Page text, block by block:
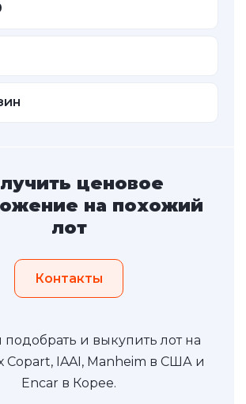
ценовое
на похожий
лот
Контакты
и выкупить лот на
Copart, IAAI, Manheim в США и
Encar в Корее.